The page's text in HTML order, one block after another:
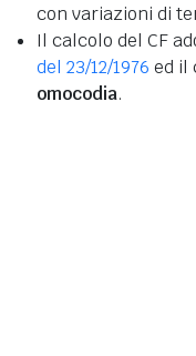
con variazioni di
Il calcolo del CF
del 23/12/1976 ed il
omocodia.